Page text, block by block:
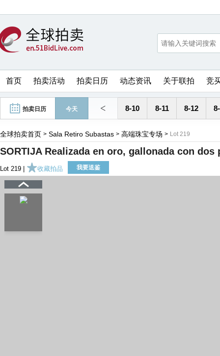
首页 拍卖活动 拍卖日历 动态资讯 关于联拍 竞
拍卖日历 今天 < 8-10 8-11 8-12
全球拍卖首页 > Sala Retiro Subastas > 高端珠宝专场 > Lot 219
SORTIJA Realizada en oro, gallonada con
Lot 219 | 收藏拍品 我要送鉴